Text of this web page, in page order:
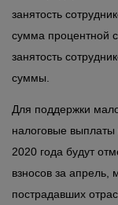
занятость
сумма процентной
занятость
суммы.
Для поддержки
налоговые выплаты
2020 года будут
взносов за апрель,
пострадавших